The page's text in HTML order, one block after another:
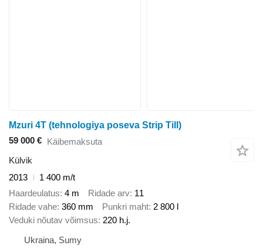
Mzuri 4T (tehnologiya poseva Strip Till)
59 000 € Käibemaksuta
Külvik
2013
1 400 m/t
Haardeulatus 4 m Ridade arv 11
Ridade vahe 360 mm Punkri maht 2 800 l
Veduki nõutav võimsus 220 h.j.
Ukraina, Sumy